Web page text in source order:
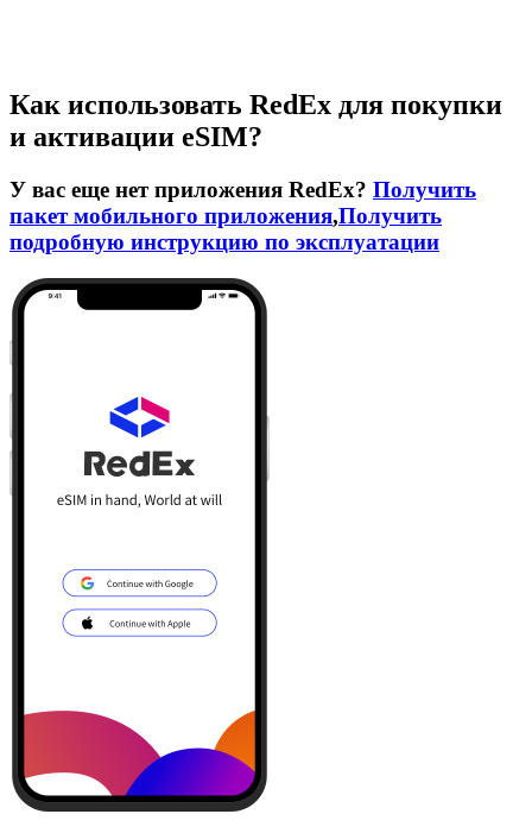
Как использовать RedEx для покупки
и активации eSIM?
У вас еще нет приложения RedEx? Получить
пакет мобильного приложения,Получить
подробную инструкцию по эксплуатации